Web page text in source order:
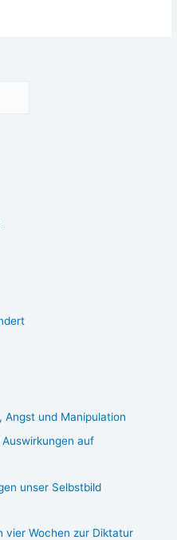
Angst und Manipulation
auf
unser Selbstbild
vier Wochen zur Diktatur